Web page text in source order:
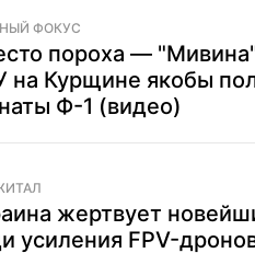
ФОКУС
пороха —
на Курщине якобы
Ф-1 (видео)
жертвует
усиления FPV-